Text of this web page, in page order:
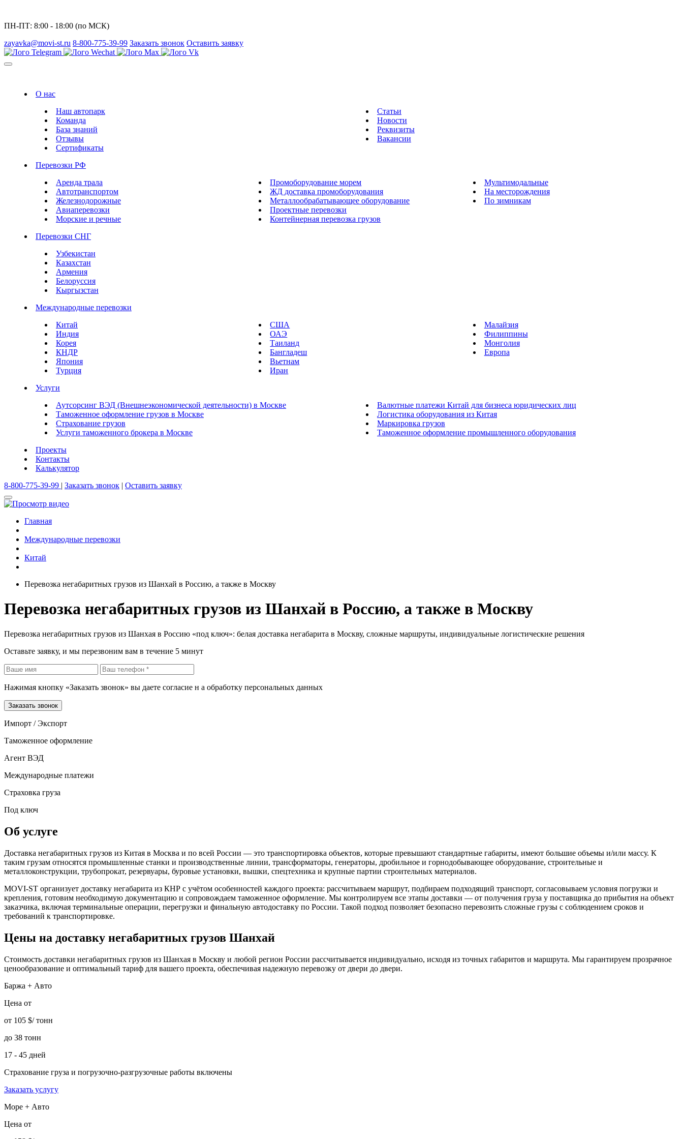
ПН-ПТ: 8:00 - 18:00 (по МСК)
zayavka@movi-st.ru 8-800-775-39-99 Заказать звонок Оставить заявку
О нас
Наш автопарк
Команда
База знаний
Отзывы
Сертификаты
Статьи
Новости
Реквизиты
Вакансии
Перевозки РФ
Аренда трала
Автотранспортом
Железнодорожные
Авиаперевозки
Морские и речные
Промоборудование морем
ЖД доставка промоборудования
Металлообрабатывающее оборудование
Проектные перевозки
Контейнерная перевозка грузов
Мультимодальные
На месторождения
По зимникам
Перевозки СНГ
Узбекистан
Казахстан
Армения
Белоруссия
Кыргызстан
Международные перевозки
Китай
Индия
Корея
КНДР
Япония
Турция
США
ОАЭ
Таиланд
Бангладеш
Вьетнам
Иран
Малайзия
Филиппины
Монголия
Европа
Услуги
Аутсорсинг ВЭД (Внешнеэкономической деятельности) в Москве
Таможенное оформление грузов в Москве
Страхование грузов
Услуги таможенного брокера в Москве
Валютные платежи Китай для бизнеса юридических лиц
Логистика оборудования из Китая
Маркировка грузов
Таможенное оформление промышленного оборудования
Проекты
Контакты
Калькулятор
8-800-775-39-99 | Заказать звонок | Оставить заявку
Главная
Международные перевозки
Китай
Перевозка негабаритных грузов из Шанхай в Россию, а также в Москву
Перевозка негабаритных грузов из Шанхай в Россию, а также в Москву
Перевозка негабаритных грузов из Шанхая в Россию «под ключ»: белая доставка негабарита в Москву, сложные маршруты, индивидуальные логистические решения
Оставьте заявку, и мы перезвоним вам в течение 5 минут
Нажимая кнопку «Заказать звонок» вы даете согласие н а обработку персональных данных
Заказать звонок
Импорт / Экспорт
Таможенное оформление
Агент ВЭД
Международные платежи
Страховка груза
Под ключ
Об услуге
Доставка негабаритных грузов из Китая в Москва и по всей России — это транспортировка объектов, которые превышают стандартные габариты, имеют большие объемы и/или массу. К
таким грузам относятся промышленные станки и производственные линии, трансформаторы, генераторы, дробильное и горнодобывающее оборудование, строительные и
металлоконструкции, трубопрокат, резервуары, буровые установки, вышки, спецтехника и крупные партии строительных материалов.
MOVI-ST организует доставку негабарита из КНР с учётом особенностей каждого проекта: рассчитываем маршрут, подбираем подходящий транспорт, согласовываем условия погрузки и
крепления, готовим необходимую документацию и сопровождаем таможенное оформление. Мы контролируем все этапы доставки — от получения груза у поставщика до прибытия на объект
заказчика, включая терминальные операции, перегрузки и финальную автодоставку по России. Такой подход позволяет безопасно перевозить сложные грузы с соблюдением сроков и
требований к транспортировке.
Цены на доставку негабаритных грузов Шанхай
Стоимость доставки негабаритных грузов из Шанхая в Москву и любой регион России рассчитывается индивидуально, исходя из точных габаритов и маршрута. Мы гарантируем прозрачное
ценообразование и оптимальный тариф для вашего проекта, обеспечивая надежную перевозку от двери до двери.
Баржа + Авто
Цена от
от 105 $/ тонн
до 38 тонн
17 - 45 дней
Страхование груза и погрузочно-разгрузочные работы включены
Заказать услугу
Море + Авто
Цена от